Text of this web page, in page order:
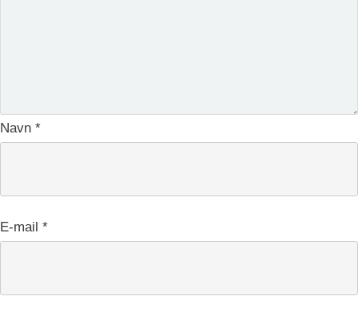
Navn *
E-mail *